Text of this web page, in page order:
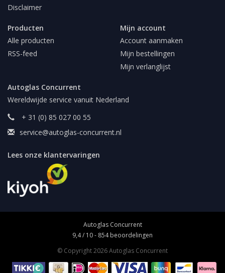
Disclaimer
Producten
Alle producten
RSS-feed
Mijn account
Account aanmaken
Mijn bestellingen
Mijn verlanglijst
Autoglas Concurrent
Wereldwijde service vanuit Nederland
+ 31 (0) 85 027 00 55
service@autoglas-concurrent.nl
Lees onze klantervaringen
Autoglas Concurrent
9,4/ 10- 854beoordelingen
© Copyright 2026 Autoglas Concurrent